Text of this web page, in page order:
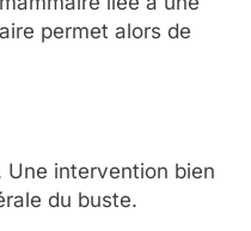
permet alors de
Une intervention bien
du buste.